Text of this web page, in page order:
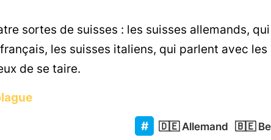
sortes de suisses : les suisses allemands,
les suisses italiens, qui parlent avec
de se taire.
🇩🇪Allemand 🇧🇪